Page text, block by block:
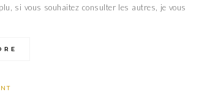
si vous souhaitez consulter les autres, je vous